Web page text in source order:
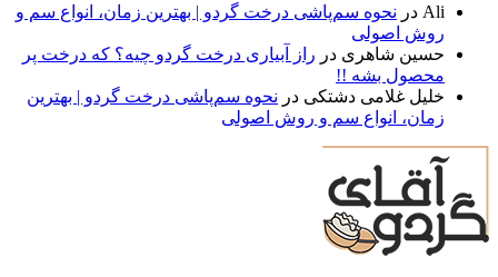
Ali در نحوه سم‌پاشی درخت گردو | بهترین زمان، انواع سم و
روش اصولی
حسین شاهری در راز آبیاری درخت گردو چیه؟ که درخت پر
محصول بشه !!
خلیل غلامی دشتکی در نحوه سم‌پاشی درخت گردو | بهترین
زمان، انواع سم و روش اصولی